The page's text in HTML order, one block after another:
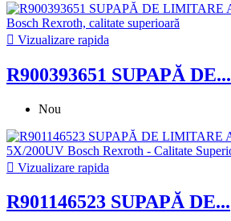
 Vizualizare rapida
R900393651 SUPAPĂ DE...
Nou
 Vizualizare rapida
R901146523 SUPAPĂ DE...